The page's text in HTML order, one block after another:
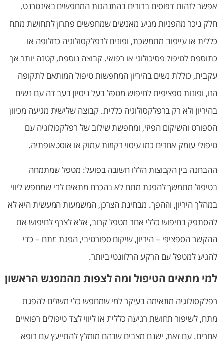
אפשר לזהות דפוסים ברורים בהתנהגות המחפשים באינטרנט.
חלק ניכר מהפניות מגיע מאנשים שמחפשים פתרון לתחושת מתח
כללית או עייפות מתמשכת, ופונים לרפלקסולוגיה כחלופה או
כתוספת לטיפול פסיכולוגי או רפואי. קבוצה נוספת, קטנה יותר אך
עקבית, כוללת נשים בהיריון המחפשות טיפול המותאם לתקופה
הזו, ופונות ספציפית לחיפוש מטפל בעל ניסיון בעבודה עם נשים
בהיריון ולא רק ברפלקסולוגיה כללית. קבוצה שלישית מגיעה מכיוון
הספורט והשיקום הפיזי, ומחפשת שילוב של רפלקסולוגיה עם
טיפולי עומק אחרים כמו עיסוי רקמות עמוק או אוסטאופתיה.
ההבחנה בין הקבוצות הללו חשובה בפועל: מטפל שמתמחה
בטיפול מתמשך להפגת מתח לא בהכרח מתאים למי שמחפש ליווי
במהלך היריון, וההפך. מבחינת הצרכן, המשמעות המעשית היא לא
להסתפק בחיפוש כללי אחר מטפל קרוב, אלא לצרף לחיפוש את
ההקשר הספציפי – היריון, שיקום ספורטיבי, הפגת מתח – כדי
להגיע למטפל עם הרקע הרלוונטי ביותר.
למי מתאים הטיפול ומה לצפות מהמפגש הראשון
רפלקסולוגיה מתאימה בעיקר למי שמחפש כלי משלים להפגת
מתח, לשיפור תחושת רגיעה כללית או ליווי לצד טיפולים רפואיים
אחרים. עם זאת, ישנם מצבים שבהם מומלץ להתייעץ עם רופא